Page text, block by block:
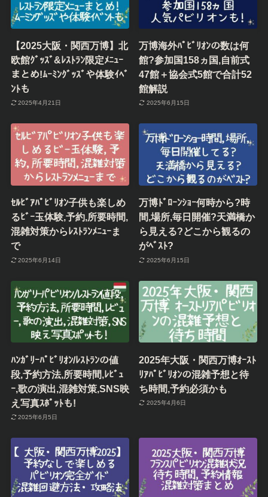
【2025大阪・関西万博】北
欧館ｸﾞｯｽﾞ&ﾚｽﾄﾗﾝ限定ﾒﾆｭｰ
まとめ!ﾑｰﾐﾝｸﾞｯｽﾞや体験ｲﾍﾞ
ﾝﾄも
2025年4月21日
万博海外ﾊﾟﾋﾞﾘｵﾝの数は何
館?参加国158ヵ国,自前式
47館＋協会式5館で合計52
館解説
2025年6月15日
ｾﾙﾋﾞｱﾊﾟﾋﾞﾘｵﾝ子供も楽しめ
るﾋﾞｰ玉体験,予約,所要時間,
混雑対策からﾚｽﾄﾗﾝﾒﾆｭｰま
で
2025年6月14日
万博ﾄﾞﾛｰﾝｼｮｰ何時から?時
間,場所,毎日開催?天満橋か
ら見える?どこから観るの
がﾍﾞｽﾄ?
2025年6月15日
ﾊﾝｶﾞﾘｰﾊﾟﾋﾞﾘｵﾝ/ﾚｽﾄﾗﾝの値
段,予約方法,所要時間,ﾚﾋﾞｭ
ｰ,歌の演出,混雑対策,SNS映
え写真ｽﾎﾟｯﾄも!
2025年6月5日
2025年大阪・関西万博ｵｰｽﾄ
ﾘｱﾊﾟﾋﾞﾘｵﾝの混雑予想と待
ち時間,予約必須かも
2025年4月6日